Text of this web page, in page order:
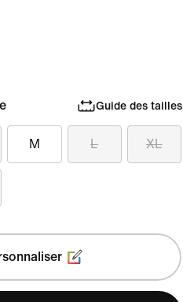
Guide des tailles
M L XL